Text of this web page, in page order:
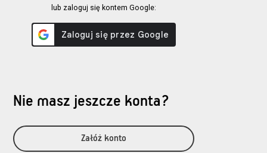
lub zaloguj się kontem Google:
Nie masz jeszcze konta?
Załóż konto